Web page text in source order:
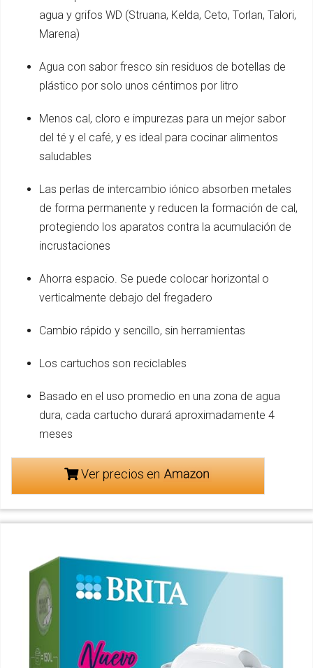
agua y grifos WD (Struana, Kelda, Ceto, Torlan, Talori,
Marena)
Agua con sabor fresco sin residuos de botellas de
plástico por solo unos céntimos por litro
Menos cal, cloro e impurezas para un mejor sabor
del té y el café, y es ideal para cocinar alimentos
saludables
Las perlas de intercambio iónico absorben metales
de forma permanente y reducen la formación de cal,
protegiendo los aparatos contra la acumulación de
incrustaciones
Ahorra espacio. Se puede colocar horizontal o
verticalmente debajo del fregadero
Cambio rápido y sencillo, sin herramientas
Los cartuchos son reciclables
Basado en el uso promedio en una zona de agua
dura, cada cartucho durará aproximadamente 4
meses
Ver precios en